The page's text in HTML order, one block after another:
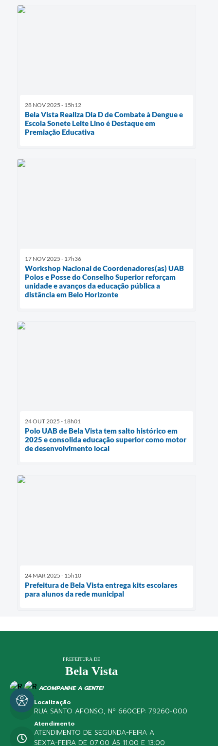
28 NOV 2025 - 15h12
Bela Vista Realiza Dia D de Combate à Dengue e
Escola Sonete Leite Lino é Destaque em
Premiação Educativa
17 NOV 2025 - 17h36
Workshop Nacional de Coordenadores(as) UAB
Polos e Posse do Conselho Superior reforçam
unidade e avanços da educação pública a
distância em Belo Horizonte
24 OUT 2025 - 18h01
Polo UAB de Bela Vista tem salto histórico em
2025 e consolida educação superior como motor
de desenvolvimento local
24 MAR 2025 - 15h10
Prefeitura de Bela Vista entrega kits escolares
para alunos da rede municipal
ACOMPANHE A GENTE!
Localização
RUA SANTO AFONSO, Nº 660CEP: 79260-000
Atendimento
ATENDIMENTO DE SEGUNDA-FEIRA A
SEXTA-FEIRA DE 07:00 ÀS 11:00 E 13:00